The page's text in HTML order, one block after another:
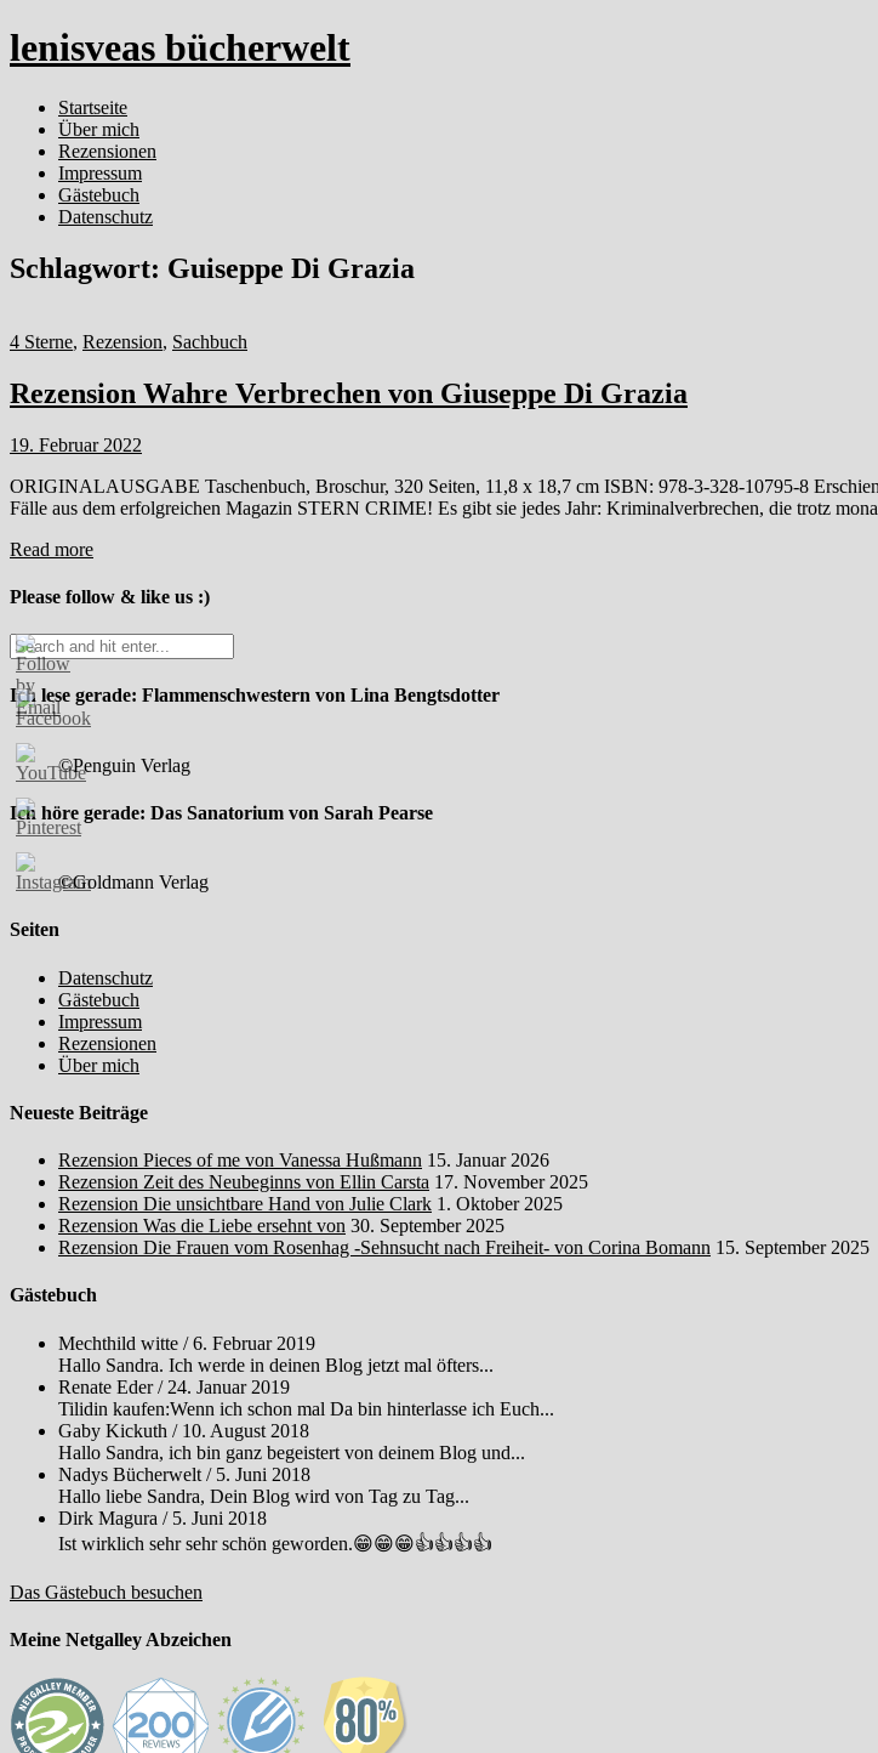
lenisveas bücherwelt
Startseite
Über mich
Rezensionen
Impressum
Gästebuch
Datenschutz
Schlagwort: Guiseppe Di Grazia
4 Sterne, Rezension, Sachbuch
Rezension Wahre Verbrechen von Giuseppe Di Grazia
19. Februar 2022
ORIGINALAUSGABE Taschenbuch, Broschur, 320 Seiten, 11,8 x 18,7 cm ISBN: 978-3-328-10795-8
Fälle aus dem erfolgreichen Magazin STERN CRIME! Es gibt sie jedes Jahr: Kriminalverbrechen, die trotz
Read more
Please follow & like us :)
Ich lese gerade: Flammenschwestern von Lina Bengtsdotter
©Penguin Verlag
Ich höre gerade: Das Sanatorium von Sarah Pearse
©Goldmann Verlag
Seiten
Datenschutz
Gästebuch
Impressum
Rezensionen
Über mich
Neueste Beiträge
Rezension Pieces of me von Vanessa Hußmann 15. Januar 2026
Rezension Zeit des Neubeginns von Ellin Carsta 17. November 2025
Rezension Die unsichtbare Hand von Julie Clark 1. Oktober 2025
Rezension Was die Liebe ersehnt von 30. September 2025
Rezension Die Frauen vom Rosenhag -Sehnsucht nach Freiheit- von Corina Bomann 15. September 2025
Gästebuch
Mechthild witte /6. Februar 2019
Hallo Sandra. Ich werde in deinen Blog jetzt mal öfters...
Renate Eder/ 24. Januar 2019
Tilidin kaufen:Wenn ich schon mal Da bin hinterlasse ich Euch...
Gaby Kickuth / 10. August 2018
Hallo Sandra, ich bin ganz begeistert von deinem Blog und...
Nadys Bücherwelt / 5. Juni 2018
Hallo liebe Sandra, Dein Blog wird von Tag zu Tag...
Dirk Magura / 5. Juni 2018
Ist wirklich sehr sehr schön geworden.😁😁😁👍👍👍👍
Das Gästebuch besuchen
Meine Netgalley Abzeichen